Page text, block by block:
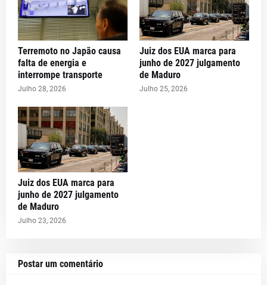
Terremoto no Japão causa
falta de energia e
interrompe transporte
Julho 28, 2026
Juiz dos EUA marca para
junho de 2027 julgamento
de Maduro
Julho 25, 2026
Juiz dos EUA marca para
junho de 2027 julgamento
de Maduro
Julho 23, 2026
Postar um comentário